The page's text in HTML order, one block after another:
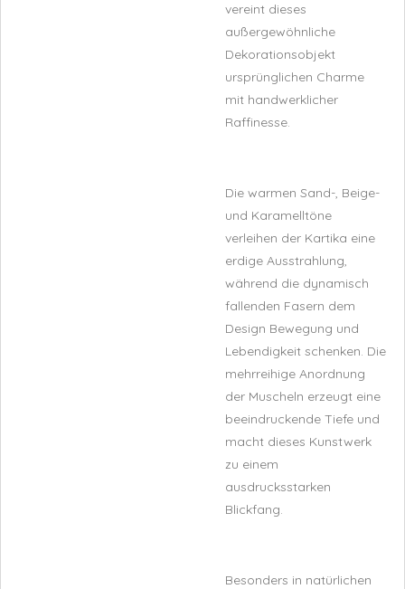
vereint dieses
außergewöhnliche
Dekorationsobjekt
ursprünglichen Charme
mit handwerklicher
Raffinesse.
Die warmen Sand-, Beige-
und Karamelltöne
verleihen der Kartika eine
erdige Ausstrahlung,
während die dynamisch
fallenden Fasern dem
Design Bewegung und
Lebendigkeit schenken. Die
mehrreihige Anordnung
der Muscheln erzeugt eine
beeindruckende Tiefe und
macht dieses Kunstwerk
zu einem
ausdrucksstarken
Blickfang.
Besonders in natürlichen